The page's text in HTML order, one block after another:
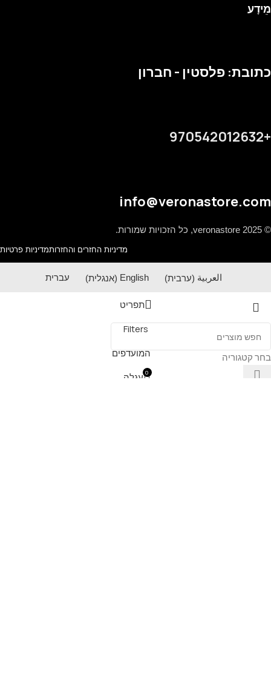
מֵידָע
כתובת: פלסטין - חברון
+970542012632
info@veronastore.com
© 2025 veronastore, כל הזכויות שמורות.
מדיניות החזרים והחזרותמדיניות פרטיות
العربية (ערבית)
English
(אנגלית) עברית
בחר קטגוריה
תפריט
Filters
המועדפים
0 עגלה